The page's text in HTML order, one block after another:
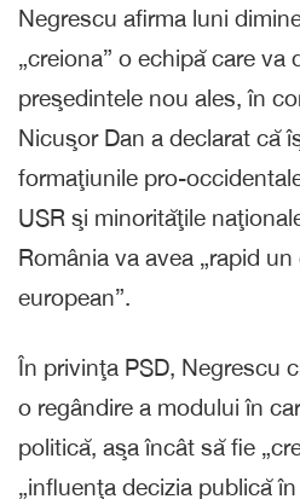
Negrescu afirma luni
„creiona” o echipă care va
preşedintele nou ales, în
Nicuşor Dan a declarat că
formaţiunile pro-
USR şi minorităţile
România va avea „rapid
european”.
În privinţa PSD, Negrescu
o regândire a modului în
politică, aşa încât să fie
„influenţa decizia publică